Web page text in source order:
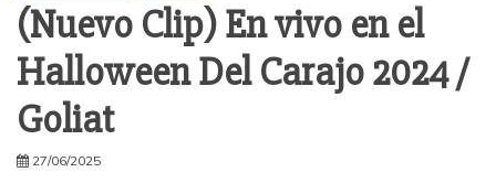
(Nuevo Clip) En vivo en el
Halloween Del Carajo 2024 /
Goliat
27/06/2025